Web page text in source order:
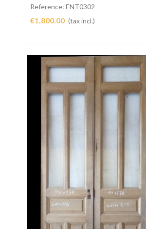
Reference: ENT0302
€1,800.00 (tax incl.)